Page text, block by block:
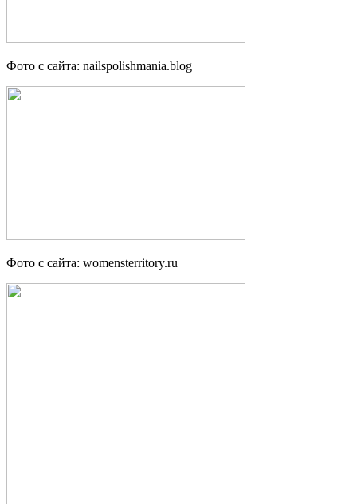
Фото с сайта: nailspolishmania.blog
Фото с сайта: womensterritory.ru